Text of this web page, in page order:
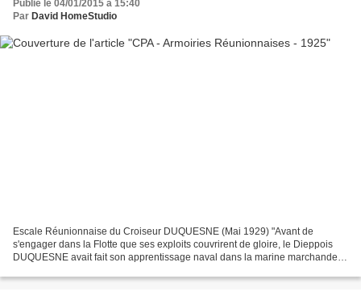
Publié le 04/01/2015 à 15:40
Par David HomeStudio
Escale Réunionnaise du Croiseur DUQUESNE (Mai 1929) "Avant de
s'engager dans la Flotte que ses exploits couvrirent de gloire, le Dieppois
DUQUESNE avait fait son apprentissage naval dans la marine marchande &